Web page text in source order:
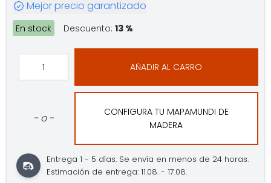
Mejor precio garantizado
En stock Descuento: 13 %
AÑADIR AL CARRO
- o -
CONFIGURA TU MAPAMUNDI DE
MADERA
Entrega 1 - 5 días. Se envía en menos de 24 horas.
Estimación de entrega: 11.08. - 17.08.